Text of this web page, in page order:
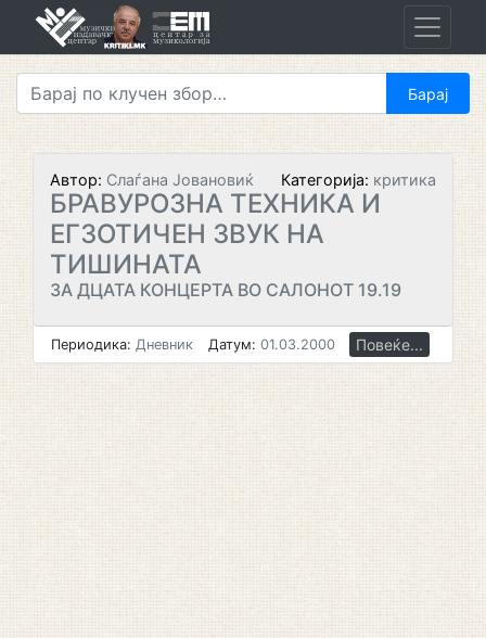
Автор: Слаѓана Јовановиќ Категорија: критика
БРАВУРОЗНА ТЕХНИКА И
ЕГЗОТИЧЕН ЗВУК НА
ТИШИНАТА
ЗА ДЦАТА КОНЦЕРТА ВО САЛОНОТ 19.19
Периодика: Дневник Датум: 01.03.2000 Повеќе...